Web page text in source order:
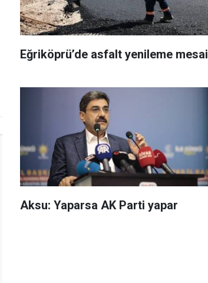
Eğriköprü’de asfalt yenileme
Aksu: Yaparsa AK Parti yapar